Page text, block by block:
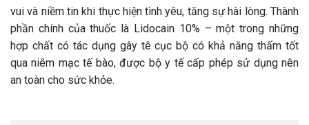
vui và niềm tin khi thực hiện tình yêu, tăng sự hài lòng. Thành
phần chính của thuốc là Lidocain 10% – một trong những
hợp chất có tác dụng gây tê cục bộ có khả năng thấm tốt
qua niêm mạc tế bào, được bộ y tế cấp phép sử dụng nên
an toàn cho sức khỏe.